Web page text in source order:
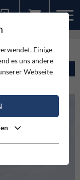
Einige
es uns andere
Webseite